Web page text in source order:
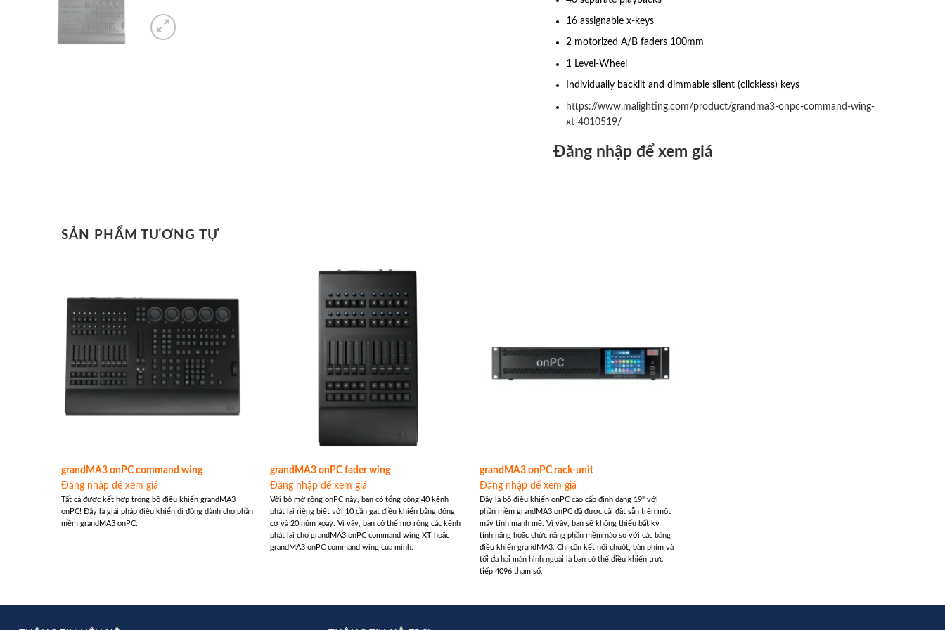
16 assignable x-keys
2 motorized A/B faders 100mm
1 Level-Wheel
Individually backlit and dimmable silent (clickless) keys
https://www.malighting.com/product/grandma3-onpc-command-wing-
xt-4010519/
Đăng nhập để xem giá
SẢN PHẨM TƯƠNG TỰ
grandMA3 onPC command wing
Đăng nhập để xem giá
Tất cả được kết hợp trong bộ điều khiển grandMA3
onPC! Đây là giải pháp điều khiển di động dành cho phần
mềm grandMA3 onPC.
grandMA3 onPC fader wing
Đăng nhập để xem giá
Với bộ mở rộng onPC này, bạn có tổng cộng 40 kênh
phát lại riêng biệt với 10 cần gạt điều khiển bằng động
cơ và 20 núm xoay. Vì vậy, bạn có thể mở rộng các kênh
phát lại cho grandMA3 onPC command wing XT hoặc
grandMA3 onPC command wing của mình.
grandMA3 onPC rack-unit
Đăng nhập để xem giá
Đây là bộ điều khiển onPC cao cấp định dạng 19" với
phần mềm grandMA3 onPC đã được cài đặt sẵn trên một
máy tính mạnh mẽ. Vì vậy, bạn sẽ không thiếu bất kỳ
tính năng hoặc chức năng phần mềm nào so với các bảng
điều khiển grandMA3. Chỉ cần kết nối chuột, bàn phím và
tối đa hai màn hình ngoài là bạn có thể điều khiển trực
tiếp 4096 tham số.